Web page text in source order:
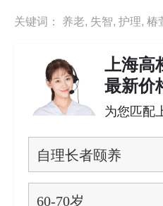
关键词： 养老, 失智, 护理, 椿
上海高
最新价
为您匹配